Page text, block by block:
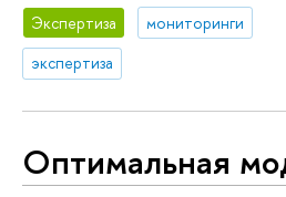
Экспертиза
мониторинги
экспертиза
Оптимальная